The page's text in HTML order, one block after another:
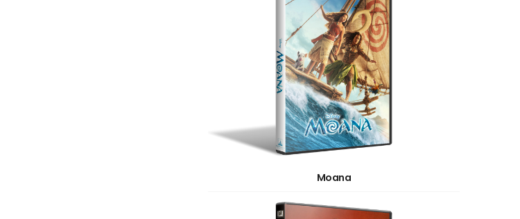
Moana